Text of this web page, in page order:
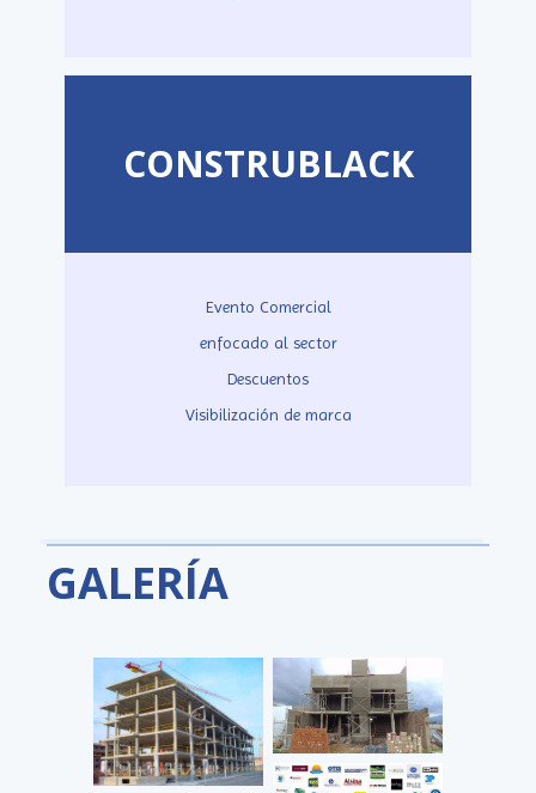
CONSTRUBLACK
Evento Comercial
enfocado al sector
Descuentos
Visibilización de marca
GALERÍA